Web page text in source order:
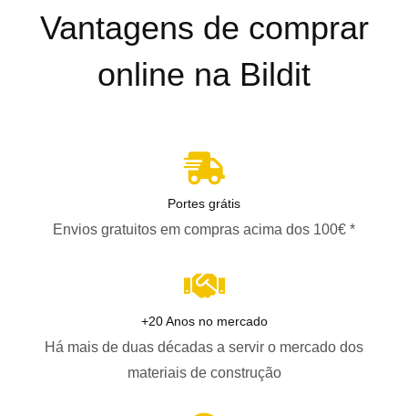
Vantagens de comprar
online na Bildit
Portes grátis
Envios gratuitos em compras acima dos 100€ *
+20 Anos no mercado
Há mais de duas décadas a servir o mercado dos
materiais de construção